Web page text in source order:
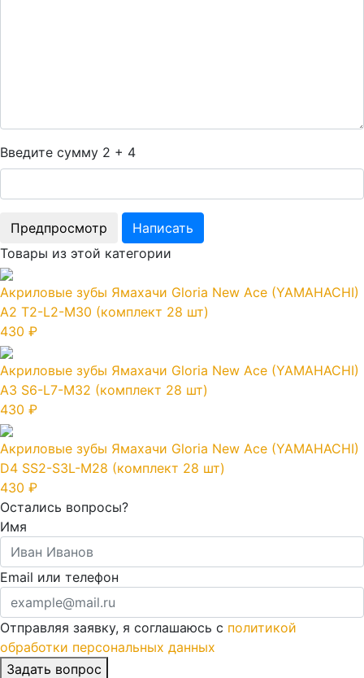
Введите сумму 2 + 4
Товары из этой категории
Акриловые зубы Ямахачи Gloria New Ace (YAMAHACHI)
A2 T2-L2-M30 (комплект 28 шт)
430 ₽
Акриловые зубы Ямахачи Gloria New Ace (YAMAHACHI)
A3 S6-L7-M32 (комплект 28 шт)
430 ₽
Акриловые зубы Ямахачи Gloria New Ace (YAMAHACHI)
D4 SS2-S3L-M28 (комплект 28 шт)
430 ₽
Остались вопросы?
Имя
Email или телефон
Отправляя заявку, я соглашаюсь с политикой
обработки персональных данных